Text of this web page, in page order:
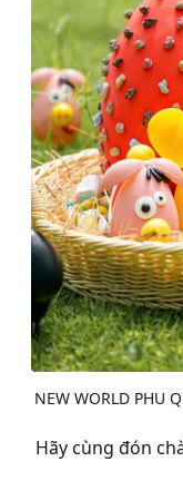
NEW WORLD PHU
Hãy cùng đón